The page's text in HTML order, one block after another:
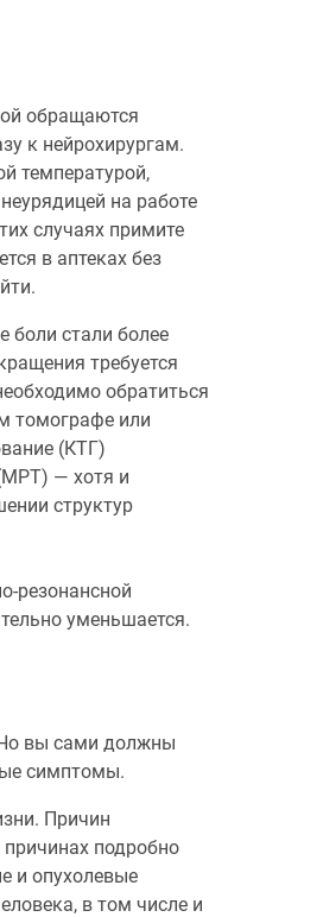
обращаются
к нейрохирургам.
температурой,
на работе
случаях примите
в аптеках без
боли стали более
требуется
обратиться
томографе или
(КТГ)
— хотя и
структур
резонансной
уменьшается.
вы сами должны
симптомы.
Причин
причинах подробно
и опухолевые
в том числе и